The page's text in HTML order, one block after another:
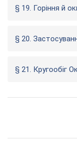
§ 19. Горіння й
§ 20.
§ 21. Кругообіг